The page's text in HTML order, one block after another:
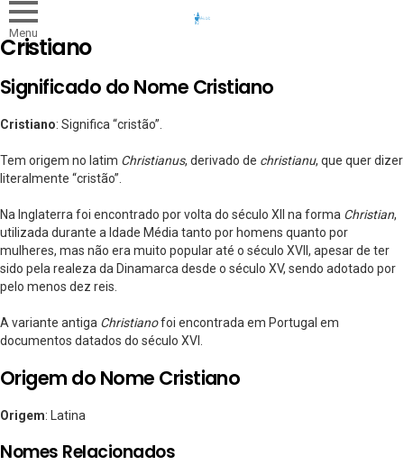
Menu
Cristiano
Significado do Nome Cristiano
Cristiano: Significa “cristão”.
Tem origem no latim Christianus, derivado de christianu, que quer dizer
literalmente “cristão”.
Na Inglaterra foi encontrado por volta do século XII na forma Christian,
utilizada durante a Idade Média tanto por homens quanto por
mulheres, mas não era muito popular até o século XVII, apesar de ter
sido pela realeza da Dinamarca desde o século XV, sendo adotado por
pelo menos dez reis.
A variante antiga Christianofoi encontrada em Portugal em
documentos datados do século XVI.
Origem do Nome Cristiano
Origem: Latina
Nomes Relacionados